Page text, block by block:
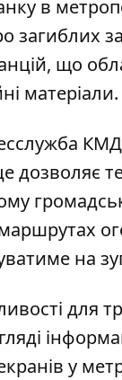
в
загиблих
, що
матеріали.
дозволяє
на
для
у